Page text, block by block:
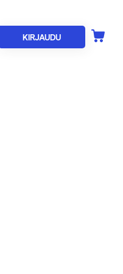
KIRJAUDU